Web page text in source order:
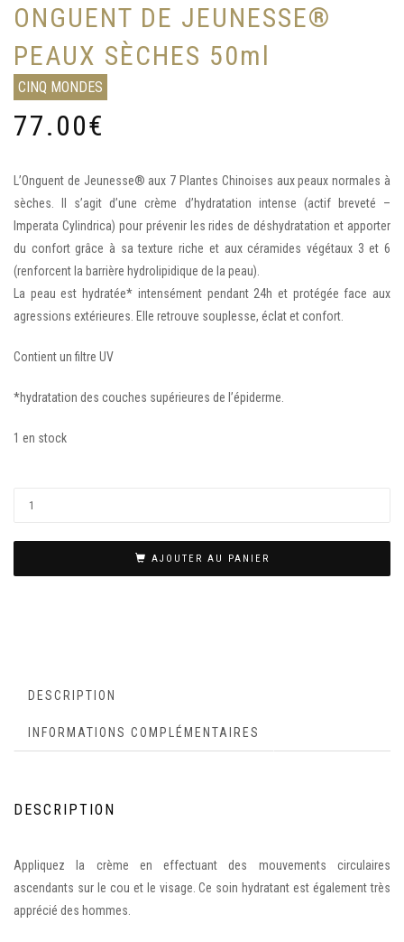
ONGUENT DE JEUNESSE®
PEAUX SÈCHES 50ml
CINQ MONDES
77.00€
L’Onguent de Jeunesse® aux 7 Plantes Chinoises aux peaux normales à
sèches. Il s’agit d’une crème d’hydratation intense (actif breveté –
Imperata Cylindrica) pour prévenir les rides de déshydratation et apporter
du confort grâce à sa texture riche et aux céramides végétaux 3 et 6
(renforcent la barrière hydrolipidique de la peau).
La peau est hydratée* intensément pendant 24h et protégée face aux
agressions extérieures. Elle retrouve souplesse, éclat et confort.
Contient un filtre UV
*hydratation des couches supérieures de l’épiderme.
1 en stock
AJOUTER AU PANIER
DESCRIPTION
INFORMATIONS COMPLÉMENTAIRES
DESCRIPTION
Appliquez la crème en effectuant des mouvements circulaires
ascendants sur le cou et le visage. Ce soin hydratant est également très
apprécié des hommes.